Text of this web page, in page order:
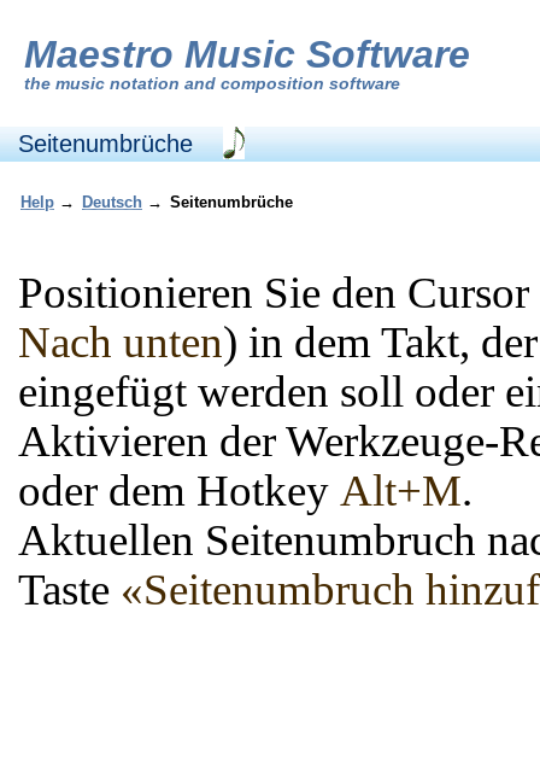
Maestro Music Software
the music notation and composition software
Seitenumbrüche
Help → Deutsch → Seitenumbrüche
Positionieren Sie den
Nach unten) in dem Takt,
eingefügt werden soll oder
Aktivieren der Werkzeuge-
oder dem Hotkey Alt+M.
Aktuellen Seitenumbruch
Taste «Seitenumbruch